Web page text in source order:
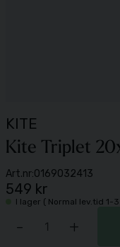
KITE
Kite Triplet
Art.nr:0169032413
549 kr
I lager ( Normal lev.tid 1-
- +